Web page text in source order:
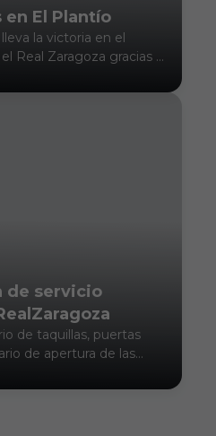
en El Plantío
la victoria en el
Real Zaragoza gracias a
Sancris que desató la
blanquinegra
de servicio
de taquillas, puertas
de apertura de las